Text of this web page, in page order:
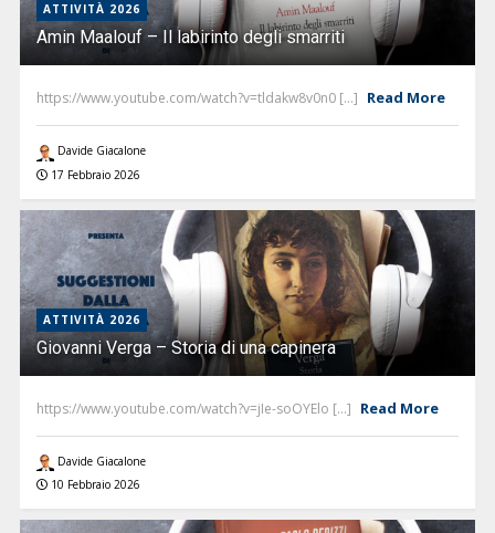
ATTIVITÀ 2026
Amin Maalouf – Il labirinto degli smarriti
https://www.youtube.com/watch?v=tldakw8v0n0 [...] Read More
Davide Giacalone
17 Febbraio 2026
ATTIVITÀ 2026
Giovanni Verga – Storia di una capinera
https://www.youtube.com/watch?v=jIe-soOYElo [...] Read More
Davide Giacalone
10 Febbraio 2026